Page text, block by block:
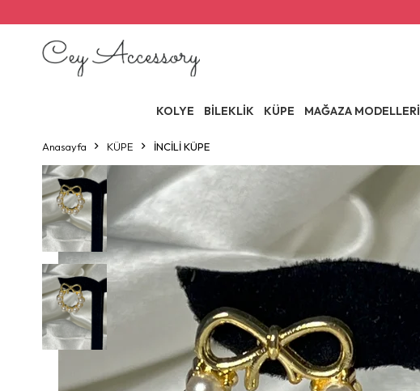
KOLYE BİLEKLİK KÜPE MAĞAZA MODELLERİ
Anasayfa KÜPE İNCİLİ KÜPE